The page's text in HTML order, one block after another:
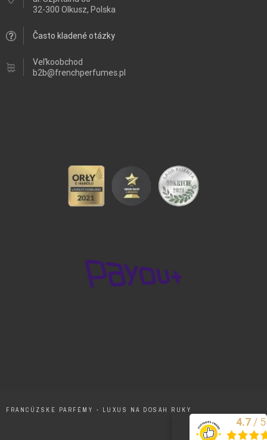
32-300 Olkusz, Polska
Často kladené otázky
Veľkoobchod
b2b@frenchperfumes.pl
FRANCÚZSKE PARFÉMY - LUXUS NA DOSAH RUKY
Excelentne
4.7 / 5